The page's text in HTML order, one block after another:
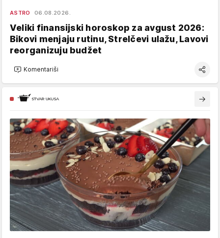
ASTRO 06.08.2026.
Veliki finansijski horoskop za avgust 2026:
Bikovi menjaju rutinu, Strelčevi ulažu, Lavovi
reorganizuju budžet
Komentariši